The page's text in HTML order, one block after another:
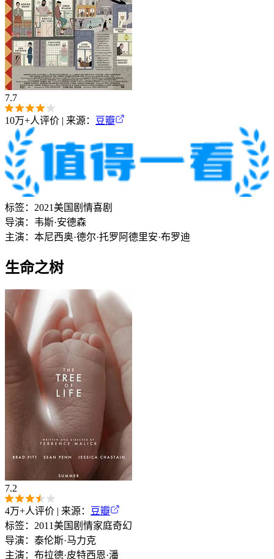
7.7
10万+人评价 | 来源： 豆瓣
标签： 2021美国 剧情喜剧
导演： 韦斯·安德森
主演： 本尼西奥·德尔·托罗 阿德里安·布罗迪
生命之树
7.2
4万+人评价 | 来源：
豆瓣
标签： 2011美国 剧情家庭奇幻
导演： 泰伦斯·马力克
主演： 布拉德·皮特西恩·潘